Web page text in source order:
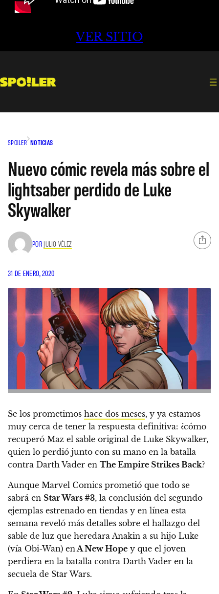
VER SITIO
SPOILER NOTICIAS
Nuevo cómic revela más sobre el
lightsaber perdido de Luke
Skywalker
POR JULIO VÉLEZ
31 DE ENERO, 2020
Se los prometimos hace dos meses, y ya estamos
muy cerca de tener la respuesta definitiva: ¿cómo
recuperó Maz el sable original de Luke Skywalker,
quien lo perdió junto con su mano en la batalla
contra Darth Vader en The Empire Strikes Back?
Aunque Marvel Comics prometió que todo se
sabrá en Star Wars #3, la conclusión del segundo
ejemplas estrenado en tiendas y en línea esta
semana reveló más detalles sobre el hallazgo del
sable de luz que heredara Anakin a su hijo Luke
(vía Obi-Wan) enA New Hope y que el joven
perdiera en la batalla contra Darth Vader en la
secuela de Star Wars.